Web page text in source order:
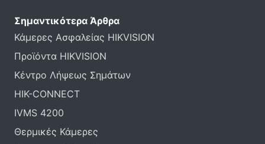
Σημαντικότερα Άρθρα
Κάμερες Ασφαλείας HIKVISION
Προϊόντα HIKVISION
Κέντρο Λήψεως Σημάτων
HIK-CONNECT
IVMS 4200
Θερμικές Κάμερες